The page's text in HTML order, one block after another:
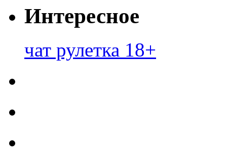
Интересное
чат рулетка 18+